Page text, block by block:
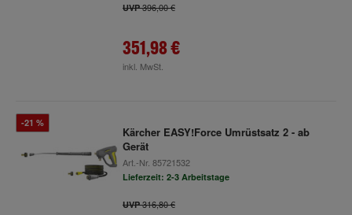
UVP396,00 €
351,98 €
inkl. MwSt.
-21 %
Kärcher EASY!Force Umrüstsatz 2 - ab
Gerät
Art.-Nr. 85721532
Lieferzeit: 2-3 Arbeitstage
UVP316,80 €